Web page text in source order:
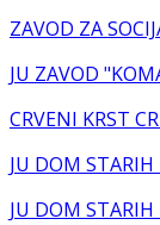
ZAVOD ZA
JU ZAVOD
CRVENI KRST
JU DOM STARIH
JU DOM STARIH